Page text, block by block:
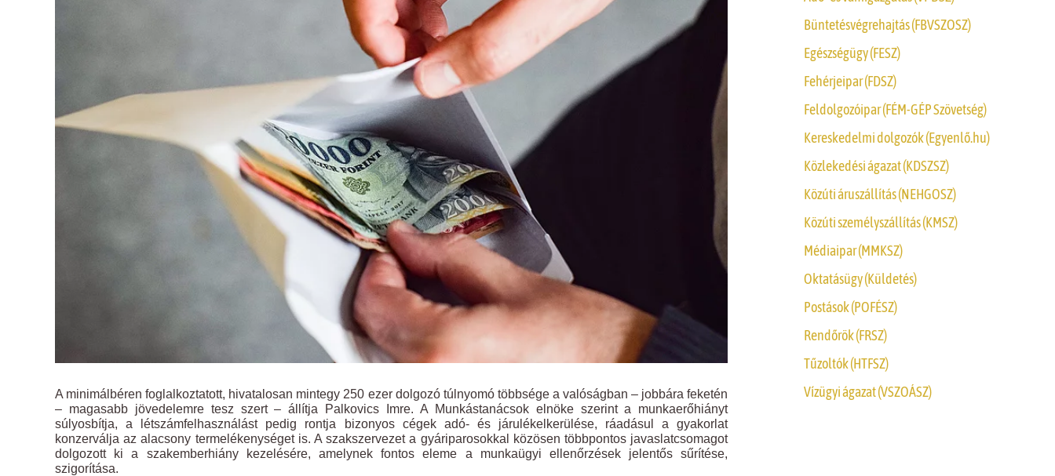
A minimálbéren foglalkoztatott, hivatalosan mintegy 250 ezer dolgozó túlnyomó többsége a valóságban – jobbára feketén
– magasabb jövedelemre tesz szert – állítja Palkovics Imre. A Munkástanácsok elnöke szerint a munkaerőhiányt
súlyosbítja, a létszámfelhasználást pedig rontja bizonyos cégek adó- és járulékelkerülése, ráadásul a gyakorlat
konzerválja az alacsony termelékenységet is. A szakszervezet a gyáriparosokkal közösen többpontos javaslatcsomagot
dolgozott ki a szakemberhiány kezelésére, amelynek fontos eleme a munkaügyi ellenőrzések jelentős sűrítése,
szigorítása.
Büntetésvégrehajtás (FBVSZOSZ)
Egészségügy (FESZ)
Fehérjeipar (FDSZ)
Feldolgozóipar (FÉM-GÉP Szövetség)
Kereskedelmi dolgozók (Egyenlő.hu)
Közlekedési ágazat (KDSZSZ)
Közúti áruszállítás (NEHGOSZ)
Közúti személyszállítás (KMSZ)
Médiaipar (MMKSZ)
Oktatásügy (Küldetés)
Postások (POFÉSZ)
Rendőrök (FRSZ)
Tűzoltók (HTFSZ)
Vízügyi ágazat (VSZOÁSZ)